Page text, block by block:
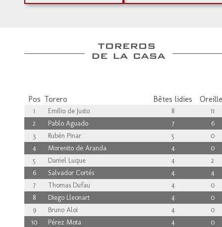
Pos Torero Bêtes lidies
1 Emilio de Justo 8
11
2
Pablo Aguado 7
6
3
Rubén Pinar 5
0
4
Morenito de Aranda 4
0
5
Daniel Luque 4
2
6
Salvador Cortés 4
4
7
Thomas Dufau 4
0
8
Diego Lleonart 4
0
9
Bruno Aloi 4
0
10
Pérez Mota 4
0